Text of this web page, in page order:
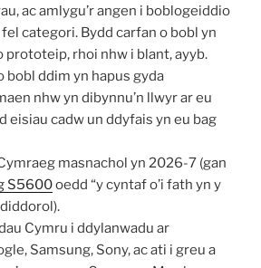
ac amlygu’r angen i boblogeiddio
categori. Bydd carfan o bobl yn
prototeip, rhoi nhw i blant, ayyb.
bobl ddim yn hapus gyda
nhw yn dibynnu’n llwyr ar eu
eisiau cadw un ddyfais yn eu bag
masnachol yn 2026-7 (gan
S5600oedd “y cyntaf o’i fath yn y
Cymru i ddylanwadu ar
Samsung, Sony, ac ati i greu a